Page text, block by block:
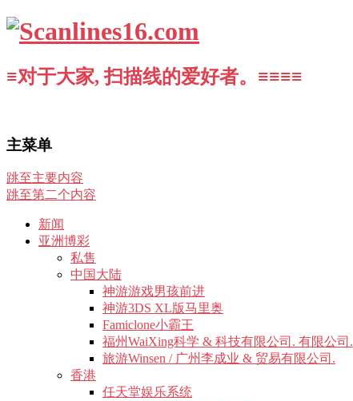
≡对于大家, 扫描线的爱好者。≡≡≡≡
主菜单
跳至主要内容
跳至第二个内容
新闻
亚洲博彩
私售
中国大陆
神游游戏男孩前进
神游3DS XL版马里奥
Famiclone小霸王
福州WaiXing科学 & 科技有限公司. 有限公司.
旅游Winsen / 广州李成业 & 贸易有限公司.
香港
任天堂娱乐系统